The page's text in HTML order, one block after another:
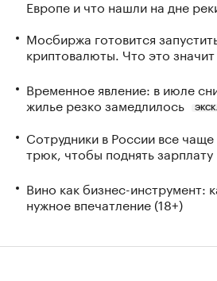
Европе и что нашли на дне
Мосбиржа готовится
криптовалюты. Что это значит
Временное явление: в июле
жилье резко замедлилось
Сотрудники в России все
трюк, чтобы поднять зарплату
Вино как бизнес-инструмент:
нужное впечатление (18+)